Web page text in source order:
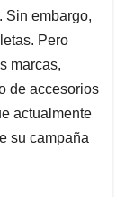
Sin embargo,
Pero
marcas,
de accesorios
actualmente
su campaña